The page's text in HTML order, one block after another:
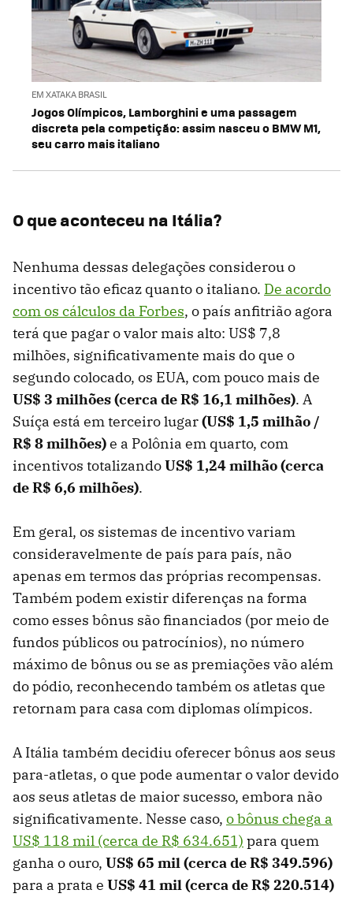
EM XATAKA BRASIL
Jogos Olímpicos, Lamborghini e uma passagem
discreta pela competição: assim nasceu o BMW M1,
seu carro mais italiano
O que aconteceu na Itália?
Nenhuma dessas delegações considerou o
incentivo tão eficaz quanto o italiano. De acordo
com os cálculos da Forbes, o país anfitrião agora
terá que pagar o valor mais alto: US$ 7,8
milhões, significativamente mais do que o
segundo colocado, os EUA, com pouco mais de
US$ 3 milhões (cerca de R$ 16,1 milhões). A
Suíça está em terceiro lugar(US$ 1,5 milhão /
R$ 8 milhões)e a Polônia em quarto, com
incentivos totalizandoUS$ 1,24 milhão (cerca
de R$ 6,6 milhões).
Em geral, os sistemas de incentivo variam
consideravelmente de país para país, não
apenas em termos das próprias recompensas.
Também podem existir diferenças na forma
como esses bônus são financiados (por meio de
fundos públicos ou patrocínios), no número
máximo de bônus ou se as premiações vão além
do pódio, reconhecendo também os atletas que
retornam para casa com diplomas olímpicos.
A Itália também decidiu oferecer bônus aos seus
para-atletas, o que pode aumentar o valor devido
aos seus atletas de maior sucesso, embora não
significativamente. Nesse caso, o bônus chega a
US$ 118 mil (cerca de R$ 634.651) para quem
ganha o ouro, US$ 65 mil (cerca de R$ 349.596)
para a prata e US$ 41 mil (cerca de R$ 220.514)